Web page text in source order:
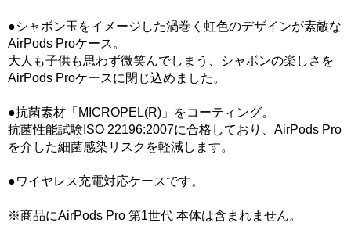
●シャボン玉をイメージした渦巻く虹色のデザインが素敵な
AirPods Proケース。
大人も子供も思わず微笑んでしまう、シャボンの楽しさを
AirPods Proケースに閉じ込めました。
●抗菌素材「MICROPEL(R)」をコーティング。
抗菌性能試験ISO 22196:2007に合格しており、AirPods Pro
を介した細菌感染リスクを軽減します。
●ワイヤレス充電対応ケースです。
※商品にAirPods Pro 第1世代 本体は含まれません。